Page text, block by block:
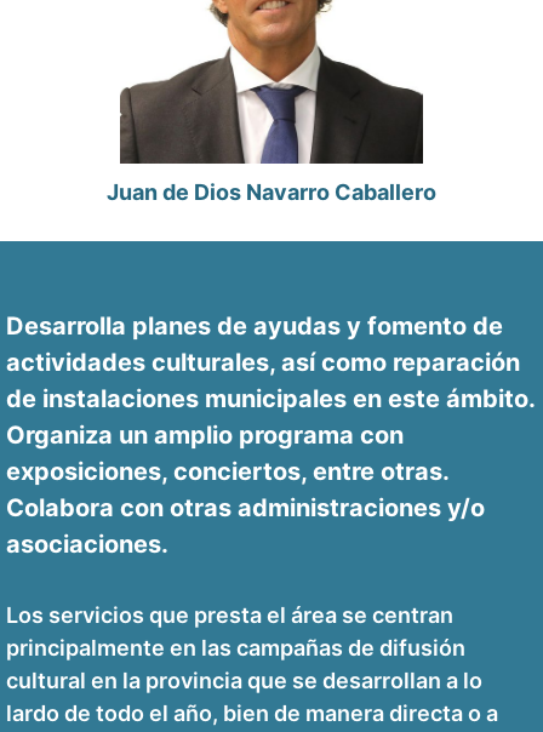
Juan de Dios Navarro Caballero
Desarrolla planes de ayudas y fomento de
actividades culturales, así como reparación
de instalaciones municipales en este ámbito.
Organiza un amplio programa con
exposiciones, conciertos, entre otras.
Colabora con otras administraciones y/o
asociaciones.
Los servicios que presta el área se centran
principalmente en las campañas de difusión
cultural en la provincia que se desarrollan a lo
lardo de todo el año, bien de manera directa o a